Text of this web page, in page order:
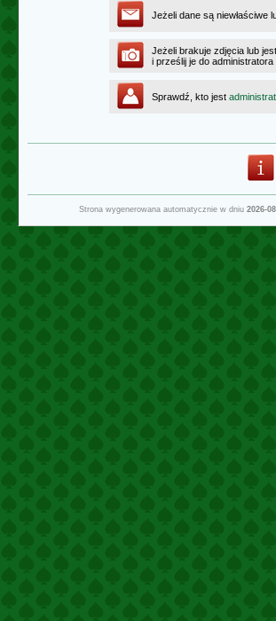
Jeżeli dane są niewłaściwe
Jeżeli brakuje zdjęcia lub
i prześlij je do
Sprawdź, kto jest
Strona wygenerowana automatycznie w dniu 2026-